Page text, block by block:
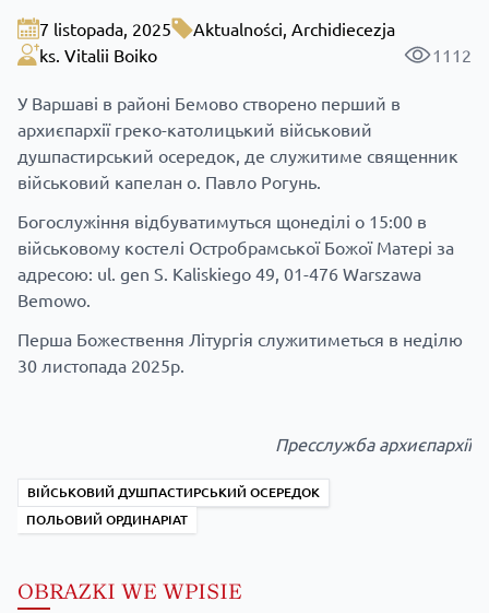
7 listopada, 2025 Aktualności, Archidiecezja
ks. Vitalii Boiko
1112
У Варшаві в районі Бемово створено перший в
архиєпархії греко-католицький військовий
душпастирський осередок, де служитиме священник
військовий капелан о. Павло Рогунь.
Богослужіння відбуватимуться щонеділі о 15:00 в
військовому костелі Остробрамської Божої Матері за
адресою: ul. gen S. Kaliskiego 49, 01-476 Warszawa
Bemowo.
Перша Божествення Літургія служитиметься в неділю
30 листопада 2025р.
Пресслужба архиєпархії
ВІЙСЬКОВИЙ ДУШПАСТИРСЬКИЙ ОСЕРЕДОК
ПОЛЬОВИЙ ОРДИНАРІАТ
OBRAZKI WE WPISIE